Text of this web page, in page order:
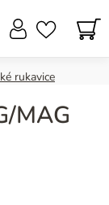
rukavice
MAG